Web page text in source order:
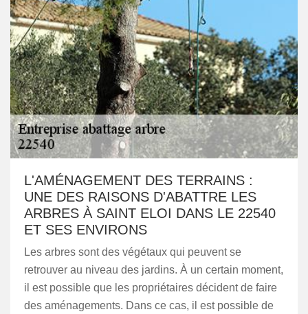
L'AMÉNAGEMENT DES TERRAINS :
UNE DES RAISONS D'ABATTRE LES
ARBRES À SAINT ELOI DANS LE 22540
ET SES ENVIRONS
Les arbres sont des végétaux qui peuvent se
retrouver au niveau des jardins. À un certain moment,
il est possible que les propriétaires décident de faire
des aménagements. Dans ce cas, il est possible de